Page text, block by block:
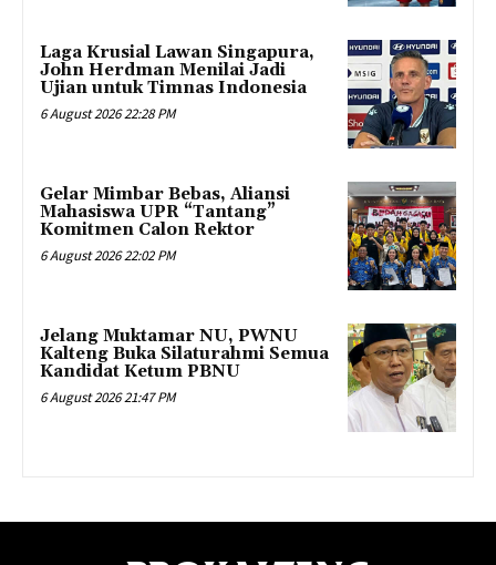
Laga Krusial Lawan Singapura,
John Herdman Menilai Jadi
Ujian untuk Timnas Indonesia
6 August 2026 22:28 PM
Gelar Mimbar Bebas, Aliansi
Mahasiswa UPR “Tantang”
Komitmen Calon Rektor
6 August 2026 22:02 PM
Jelang Muktamar NU, PWNU
Kalteng Buka Silaturahmi Semua
Kandidat Ketum PBNU
6 August 2026 21:47 PM